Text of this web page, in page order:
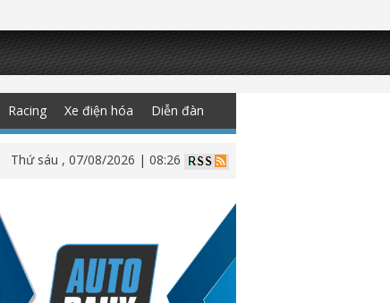
Racing Xe điện hóa Diễn đàn
Thứ sáu , 07/08/2026 | 08:26